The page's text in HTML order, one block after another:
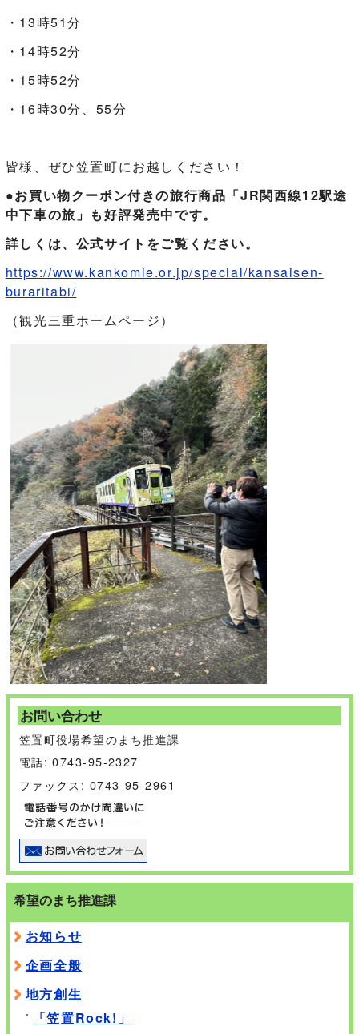
・13時51分
・14時52分
・15時52分
・16時30分、55分
皆様、ぜひ笠置町にお越しください！
●お買い物クーポン付きの旅行商品「JR関西線12駅途
中下車の旅」も好評発売中です。
詳しくは、公式サイトをご覧ください。
https://www.kankomie.or.jp/special/kansaisen-
buraritabi/
（観光三重ホームページ）
お問い合わせ
笠置町役場希望のまち推進課
電話: 0743-95-2327
ファックス: 0743-95-2961
希望のまち推進課
お知らせ
企画全般
地方創生
「笠置Rock!」